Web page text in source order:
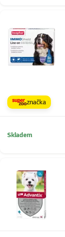
značka
Skladem